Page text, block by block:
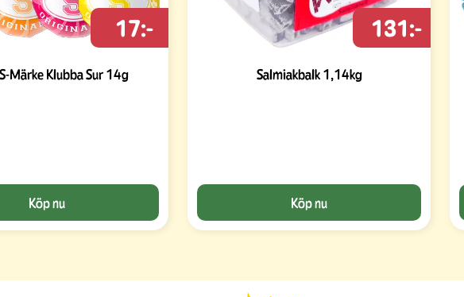
Märke Klubba Sur 14g
17:-
Köp nu
Salmiakbalk 1,14kg
131:-
Köp nu